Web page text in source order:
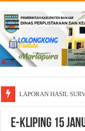
LAPORAN HASIL
E-Kliping 15